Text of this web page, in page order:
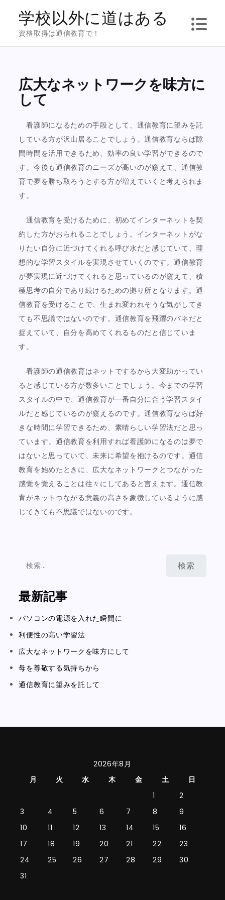
content
学校以外に道はある
資格取得は通信教育で！
広大なネットワークを味方に
して
看護師になるための手段として、通信教育に望みを託
している方が沢山居ることでしょう。通信教育ならば隙
間時間を活用できるため、効率の良い学習ができるので
す。今後も通信教育のニーズが高いのが窺えて、通信教
育で夢を勝ち取ろうとする方が増えていくと考えられま
す。
通信教育を受けるために、初めてインターネットを契
約した方がおられることでしょう。インターネットがな
りたい自分に近づけてくれる呼び水だと感じていて、理
想的な学習スタイルを実現させていくのです。通信教育
が夢実現に近づけてくれると思っているのが窺えて、積
極思考の自分であり続けるための拠り所となります。通
信教育を受けることで、生まれ変われそうな気がしてき
ても不思議ではないのです。通信教育を飛躍のバネだと
捉えていて、自分を高めてくれるものだと信じていま
す。
看護師の通信教育はネットでするから大変助かってい
ると感じている方が数多いことでしょう。今までの学習
スタイルの中で、通信教育が一番自分に合う学習スタイ
ルだと感じているのが窺えるのです。通信教育ならば好
きな時間に学習できるため、素晴らしい学習法だと思っ
ています。通信教育を利用すれば看護師になるのは夢で
はないと思っていて、未来に希望を抱けるのです。通信
教育を始めたときに、広大なネットワークとつながった
感覚を覚えることは往々にしてあると言えます。通信教
育がネットつながる意義の高さを象徴しているように感
じてきても不思議ではないのです。
最新記事
パソコンの電源を入れた瞬間に
利便性の高い学習法
広大なネットワークを味方にして
母を尊敬する気持ちから
通信教育に望みを託して
2026年8月
月
火 水 木 金 土
日
1
2
3
4 5 6 7 8
9
10
11 12 13 14 15
16
17
18 19 20 21 22
23
24
25 26 27 28 29
30
31